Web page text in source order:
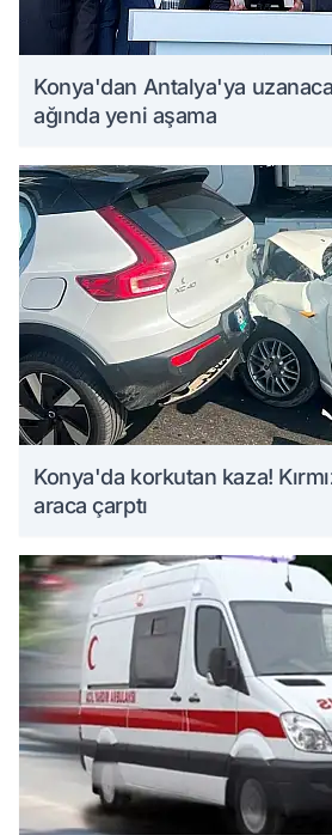
Konya'dan Antalya'ya
ağında yeni aşama
Konya'da korkutan kaza!
araca çarptı